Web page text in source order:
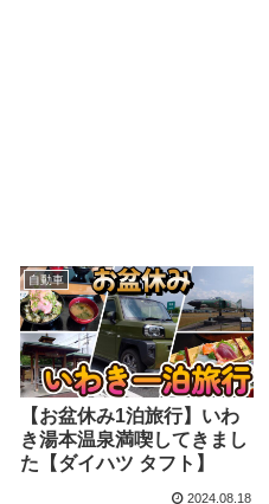
自動車
【お盆休み1泊旅行】いわ
き湯本温泉満喫してきまし
た【ダイハツ タフト】
2024.08.18